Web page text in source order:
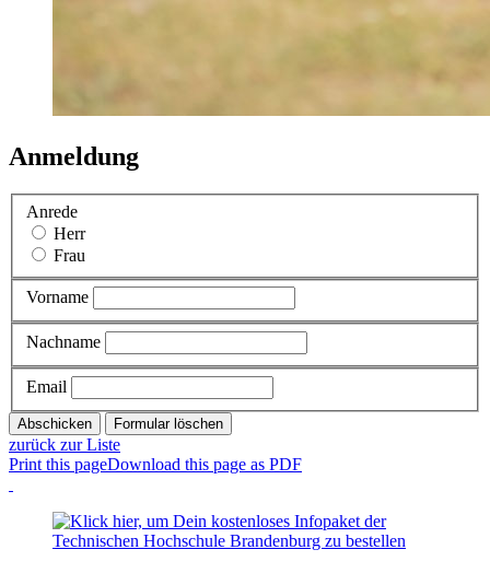
Anmeldung
Anrede
Herr
Frau
Vorname
Nachname
Email
zurück zur Liste
Print this pageDownload this page as PDF